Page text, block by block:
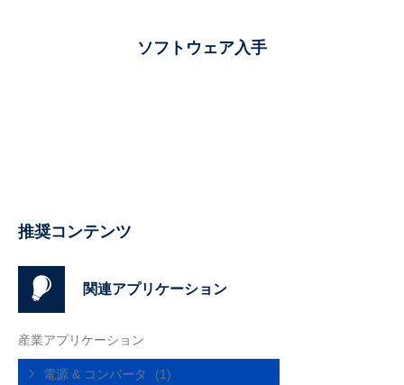
ソフトウェア入手
推奨コンテンツ
関連アプリケーション
産業アプリケーション
電源 & コンバータ (1)